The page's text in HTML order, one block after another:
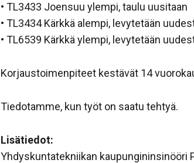
• TL3433 Joensuu ylempi, taulu uusitaan
• TL3434 Kärkkä alempi, levytetään
• TL6539 Kärkkä ylempi, levytetään
Korjaustoimenpiteet kestävät 14
Tiedotamme, kun työt on saatu tehtyä.
Lisätiedot:
Yhdyskuntatekniikan kaupungininsinööri